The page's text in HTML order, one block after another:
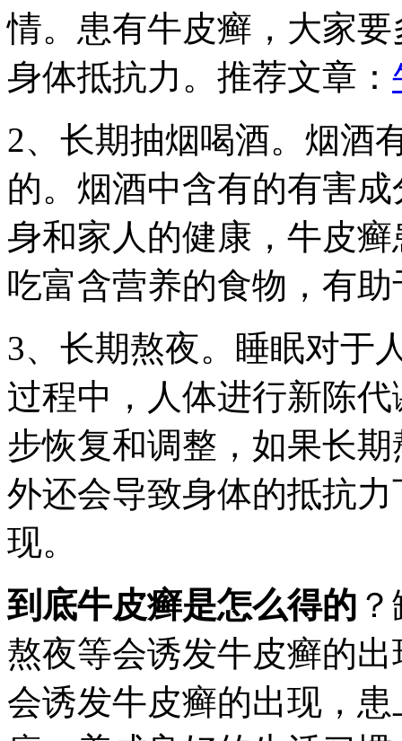
情。患有牛皮癣，大家
身体抵抗力。推荐文章：
2、长期抽烟喝酒。烟酒
的。烟酒中含有的有害
身和家人的健康，牛皮
吃富含营养的食物，有
3、长期熬夜。睡眠对于
过程中，人体进行新陈
步恢复和调整，如果长
外还会导致身体的抵抗
现。
到底牛皮癣是怎么得的
熬夜等会诱发牛皮癣的
会诱发牛皮癣的出现，